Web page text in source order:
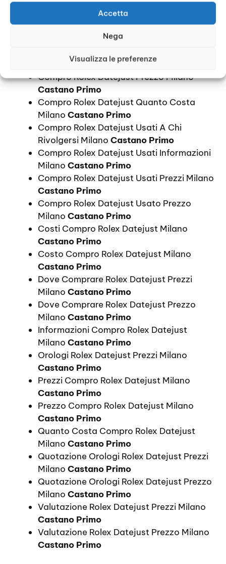
Accetta
Nega
Visualizza le preferenze
Castano Primo
Compro Orologi Rolex Datejust Prezzi
Castano Primo
Castano Primo
Compro Rolex Datejust Prezzo Milano
Castano Primo
Compro Rolex Datejust Quanto Costa
Milano Castano Primo
Compro Rolex Datejust Usati A Chi
Rivolgersi Milano Castano Primo
Compro Rolex Datejust Usati Informazioni
Milano Castano Primo
Compro Rolex Datejust Usati Prezzi Milano
Castano Primo
Compro Rolex Datejust Usato Prezzo
Milano Castano Primo
Costi Compro Rolex Datejust Milano
Castano Primo
Costo Compro Rolex Datejust Milano
Castano Primo
Dove Comprare Rolex Datejust Prezzi
Milano Castano Primo
Dove Comprare Rolex Datejust Prezzo
Milano Castano Primo
Informazioni Compro Rolex Datejust
Milano Castano Primo
Orologi Rolex Datejust Prezzi Milano
Castano Primo
Prezzi Compro Rolex Datejust Milano
Castano Primo
Prezzo Compro Rolex Datejust Milano
Castano Primo
Quanto Costa Compro Rolex Datejust
Milano Castano Primo
Quotazione Orologi Rolex Datejust Prezzi
Milano Castano Primo
Quotazione Orologi Rolex Datejust Prezzo
Milano Castano Primo
Valutazione Rolex Datejust Prezzi Milano
Castano Primo
Valutazione Rolex Datejust Prezzo Milano
Castano Primo